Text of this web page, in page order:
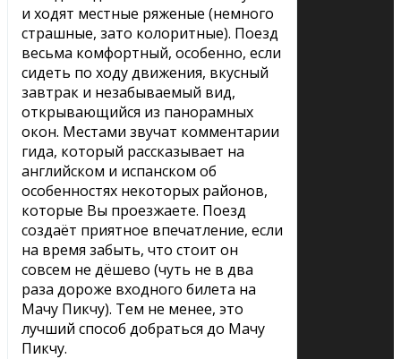
и ходят местные ряженые (немного
страшные, зато колоритные). Поезд
весьма комфортный, особенно, если
сидеть по ходу движения, вкусный
завтрак и незабываемый вид,
открывающийся из панорамных
окон. Местами звучат комментарии
гида, который рассказывает на
английском и испанском об
особенностях некоторых районов,
которые Вы проезжаете. Поезд
создаёт приятное впечатление, если
на время забыть, что стоит он
совсем не дёшево (чуть не в два
раза дороже входного билета на
Мачу Пикчу). Тем не менее, это
лучший способ добраться до Мачу
Пикчу.